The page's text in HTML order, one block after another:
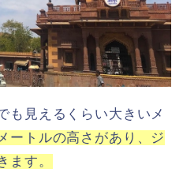
も見えるくらい大きいメ
ートルの高さがあり、ジ
ます。